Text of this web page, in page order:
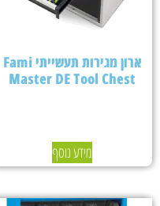
ארון מגירות תעשייתי Fami
Master DE Tool Chest
מידע נוסף